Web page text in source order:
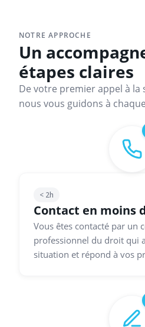
NOTRE APPROCHE
Un
étapes claires
De votre premier appel à la
nous vous guidons à
< 2h
Contact en moins
Vous êtes contacté par un
professionnel du droit qui
situation et répond à vos